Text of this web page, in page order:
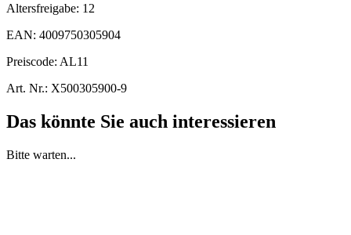
Altersfreigabe: 12
EAN: 4009750305904
Preiscode: AL11
Art. Nr.: X500305900-9
Das könnte Sie auch interessieren
Bitte warten...